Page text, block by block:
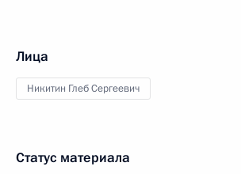
Лица
Никитин Глеб Сергеевич
Статус материала